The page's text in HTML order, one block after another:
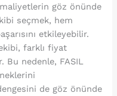
göz önünde
seçmek, hem
etkileyebilir.
farklı fiyat
Bu nedenle, FASIL
de göz önünde